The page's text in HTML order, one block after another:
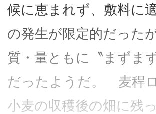
候に恵まれず、敷料に
の発生が限定的だった
質・量ともに〝まずま
だったようだ。 麦稈ロ
小麦の収穫後の畑に残